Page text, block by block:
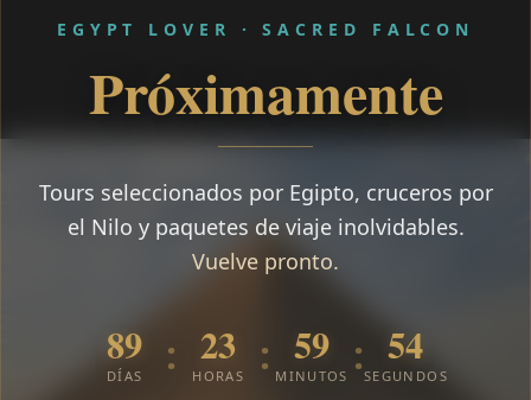
EGYPT LOVER · SACRED FALCON
Próximamente
Tours seleccionados por Egipto, cruceros por
el Nilo y paquetes de viaje inolvidables.
Vuelve pronto.
89
DÍAS : 23
HORAS : 59
MINUTOS : 54
SEGUNDOS